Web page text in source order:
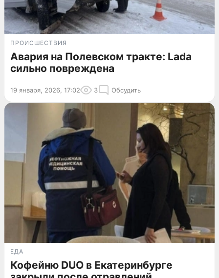
ПРОИСШЕСТВИЯ
Авария на Полевском тракте: Lada
сильно повреждена
19 января, 2026, 17:02 3 Обсудить
ЕДА
Кофейню DUO в Екатеринбурге